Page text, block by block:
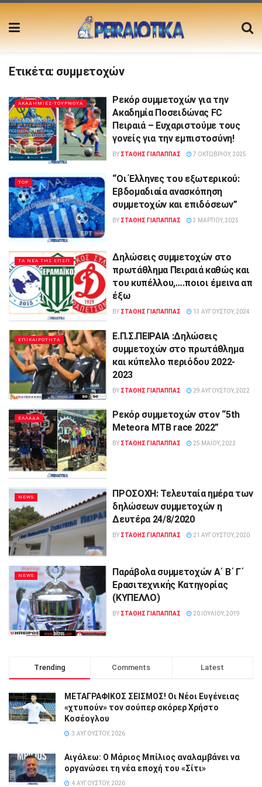
Ετικέτα: συμμετοχών
ΑΚΑΔΗΜΙΕΣ-ΤΟΥΡΝΟΥΑ
Ρεκόρ συμμετοχών για την
Ακαδημία Ποσειδώνας FC
Πειραιά – Ευχαριστούμε τους
γονείς για την εμπιστοσύνη!
BY ΣΤΑΘΗΣ ΓΊΑΠΑΠΠΑΣ 7 ΟΚΤΩΒΡΊΟΥ, 2025
TOP
“Οι Έλληνες του εξωτερικού:
Εβδομαδιαία ανασκόπηση
συμμετοχών και επιδόσεων”
BY ΣΤΑΘΗΣ ΓΊΑΠΑΠΠΑΣ 3 ΜΑΡΤΊΟΥ, 2025
ΤΑ ΝΕΑ ΤΗΣ ΕΠΣΠ
Δηλώσεις συμμετοχών στο
πρωτάθλημα Πειραιά καθώς και
του κυπέλλου,….ποιοι έμεινα απ
έξω
BY ΣΤΑΘΗΣ ΓΊΑΠΑΠΠΑΣ 13 ΑΥΓΟΎΣΤΟΥ, 2024
ΕΠΙΚΑΙΡΟΤΗΤΑ
Ε.Π.Σ.ΠΕΙΡΑΙΑ :Δηλώσεις
συμμετοχών στο πρωτάθλημα
και κύπελλο περιόδου 2022-
2023
BY ΣΤΑΘΗΣ ΓΊΑΠΑΠΠΑΣ 29 ΑΥΓΟΎΣΤΟΥ, 2022
ΕΛΛΑΔΑ
Ρεκόρ συμμετοχών στον “5th
Meteora MTB race 2022”
BY ΣΤΑΘΗΣ ΓΊΑΠΑΠΠΑΣ 25 ΜΑΪ́ΟΥ, 2022
NEWS
ΠΡΟΣΟΧΗ: Τελευταία ημέρα των
δηλώσεων συμμετοχών η
Δευτέρα 24/8/2020
BY ΣΤΑΘΗΣ ΓΊΑΠΑΠΠΑΣ 21 ΑΥΓΟΎΣΤΟΥ, 2020
NEWS
Παράβολα συμμετοχών Α΄ Β΄ Γ΄
Ερασιτεχνικής Κατηγορίας
(ΚΥΠΕΛΛΟ)
BY ΣΤΑΘΗΣ ΓΊΑΠΑΠΠΑΣ 20 ΙΟΥΛΊΟΥ, 2019
Trending Comments Latest
ΜΕΤΑΓΡΑΦΙΚΟΣ ΣΕΙΣΜΟΣ! Οι Νέοι Ευγένειας
«χτυπούν» τον σούπερ σκόρερ Χρήστο
Κοσέογλου
3 ΑΥΓΟΎΣΤΟΥ, 2026
Αιγάλεω: Ο Μάριος Μπίλιος αναλαμβάνει να
οργανώσει τη νέα εποχή του «Σίτι»
4 ΑΥΓΟΎΣΤΟΥ, 2026